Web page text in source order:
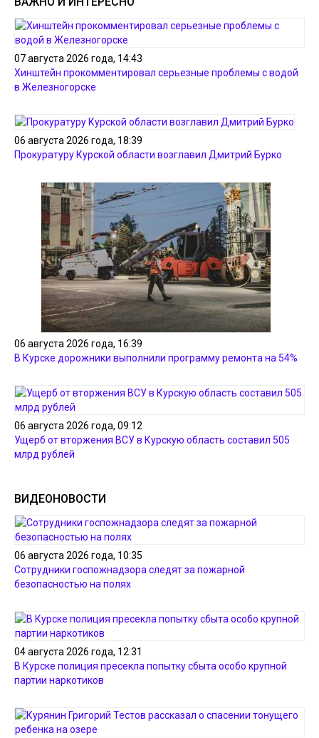
07 августа 2026 года, 14:43
Хинштейн прокомментировал серьезные проблемы с водой
в Железногорске
06 августа 2026 года, 18:39
Прокуратуру Курской области возглавил Дмитрий Бурко
06 августа 2026 года, 16:39
В Курске дорожники выполнили программу ремонта на 54%
06 августа 2026 года, 09:12
Ущерб от вторжения ВСУ в Курскую область составил 505
млрд рублей
ВИДЕОНОВОСТИ
06 августа 2026 года, 10:35
Сотрудники госпожнадзора следят за пожарной
безопасностью на полях
04 августа 2026 года, 12:31
В Курске полиция пресекла попытку сбыта особо крупной
партии наркотиков